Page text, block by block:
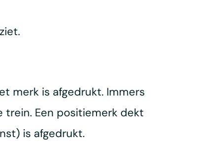
merk is afgedrukt. Immers
trein. Een positiemerk dekt
is afgedrukt.